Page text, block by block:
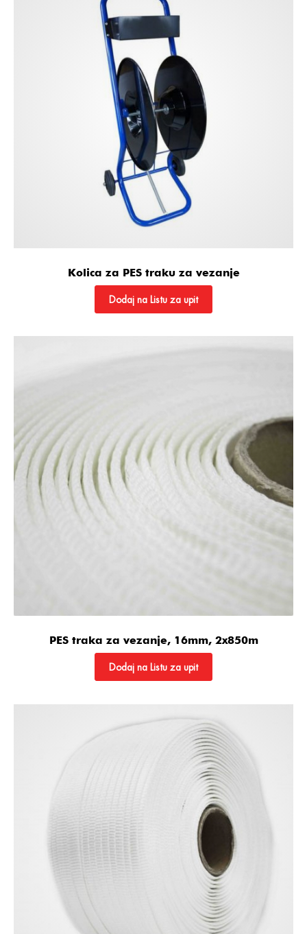
Kolica za PES traku za vezanje
Dodaj na Listu za upit
PES traka za vezanje, 16mm, 2x850m
Dodaj na Listu za upit